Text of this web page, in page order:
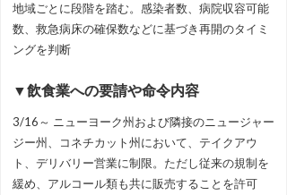
地域ごとに段階を踏む。感染者数、病院収容可能
数、救急病床の確保数などに基づき再開のタイミ
ングを判断
▼飲食業への要請や命令内容
3/16～ ニューヨーク州および隣接のニュージャー
ジー州、コネチカット州において、テイクアウ
ト、デリバリー営業に制限。ただし従来の規制を
緩め、アルコール類も共に販売することを許可